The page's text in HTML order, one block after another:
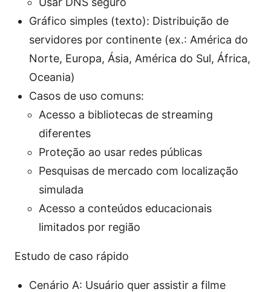
Gráfico simples (texto): Distribuição de
servidores por continente (ex.: América do
Norte, Europa, Ásia, América do Sul, África,
Oceania)
Casos de uso comuns:
Acesso a bibliotecas de streaming
diferentes
Proteção ao usar redes públicas
Pesquisas de mercado com localização
simulada
Acesso a conteúdos educacionais
limitados por região
Estudo de caso rápido
Cenário A: Usuário quer assistir a filme